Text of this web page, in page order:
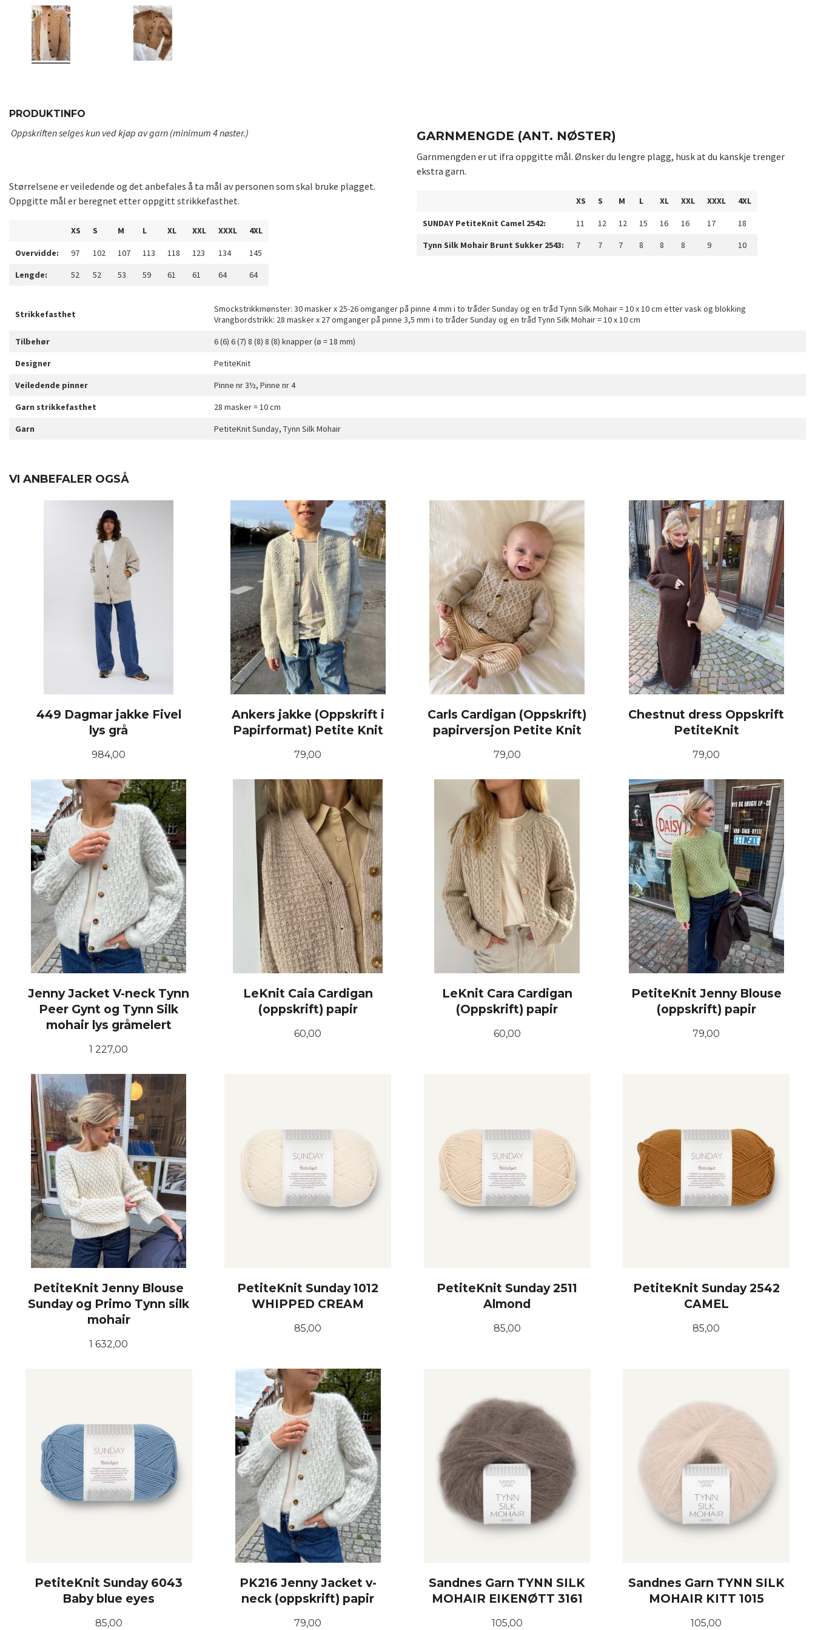
PRODUKTINFO
Oppskriften selges kun ved kjøp av garn (minimum 4 nøster.)
Størrelsene er veiledende og det anbefales å ta mål av personen som skal bruke plagget.
Oppgitte mål er beregnet etter oppgitt strikkefasthet.
XS S M L XL XXL XXXL 4XL
Overvidde: 97 102 107 113 118 123 134
145
Lengde:
52 52 53 59 61 61 64 64
GARNMENGDE (ANT. NØSTER)
Garnmengden er ut ifra oppgitte mål. Ønsker du lengre plagg, husk at du kanskje trenger
ekstra garn.
XS S M L XL XXL XXXL 4XL
SUNDAY PetiteKnit Camel 2542: 11 12 12 15 16 16 17
18
Tynn Silk Mohair Brunt Sukker 2543:
7 7 7 8 8 8 9 10
Strikkefasthet
Smockstrikkmønster: 30 masker x 25-26 omganger på pinne 4 mm i to tråder Sunday og en tråd Tynn Silk Mohair = 10 x 10 cm etter vask og blokking
Vrangbordstrikk: 28 masker x 27 omganger på pinne 3,5 mm i to tråder Sunday og en tråd Tynn Silk Mohair = 10 x 10 cm
Tilbehør
6 (6) 6 (7) 8 (8) 8 (8) knapper (ø = 18 mm)
Designer
PetiteKnit
Veiledende pinner
Pinne nr 3½, Pinne nr 4
Garn strikkefasthet
28 masker = 10 cm
Garn
PetiteKnit Sunday, Tynn Silk Mohair
VI ANBEFALER OGSÅ
449 Dagmar jakke Fivel
lys grå
Pris
984,00
LES MER
Ankers jakke (Oppskrift i
Papirformat) Petite Knit
Pris
79,00
KJØP
Carls Cardigan (Oppskrift)
papirversjon Petite Knit
Pris
79,00
KJØP
Chestnut dress Oppskrift
PetiteKnit
Pris
79,00
KJØP
Jenny Jacket V-neck Tynn
Peer Gynt og Tynn Silk
mohair lys gråmelert
Pris
1 227,00
LES MER
LeKnit Caia Cardigan
(oppskrift) papir
Pris
60,00
LeKnit Cara Cardigan
(Oppskrift) papir
Pris
60,00
PetiteKnit Jenny Blouse
(oppskrift) papir
Pris
79,00
PetiteKnit Jenny Blouse
Sunday og Primo Tynn silk
mohair
Pris
1 632,00
PetiteKnit Sunday 1012
WHIPPED CREAM
Pris
85,00
KJØP
PetiteKnit Sunday 2511
Almond
Pris
85,00
PetiteKnit Sunday 2542
CAMEL
Pris
85,00
PetiteKnit Sunday 6043
Baby blue eyes
Pris
85,00
PK216 Jenny Jacket v-
neck (oppskrift) papir
Pris
79,00
Sandnes Garn TYNN SILK
MOHAIR EIKENØTT 3161
Pris
105,00
Sandnes Garn TYNN SILK
MOHAIR KITT 1015
Pris
105,00